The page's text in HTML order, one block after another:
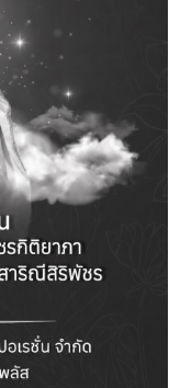
กิดการเจรจา
ลายประเทศ
มพันธ์
อมนำเสนอ
ลก” ดร.จารุ